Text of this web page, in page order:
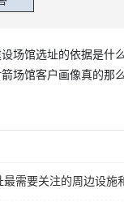
场馆选址的依据是什么
场馆客户画像真的那
需要关注的周边设施